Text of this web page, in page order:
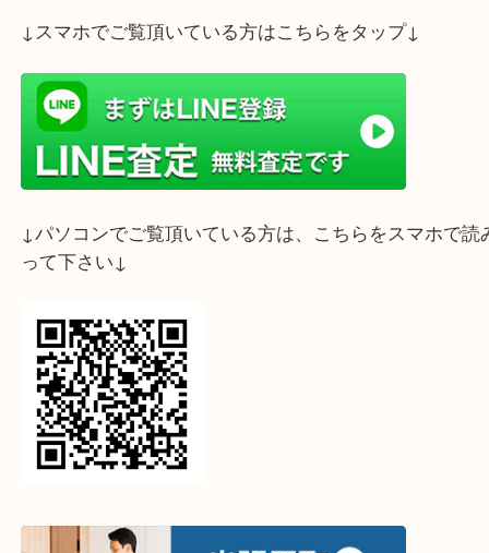
ライン査定始めました☆お友だち登録お願いしま
って下さい↓